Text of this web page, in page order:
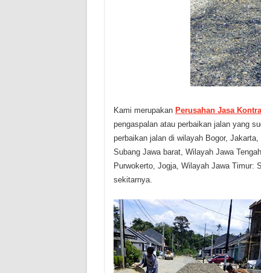
Kami merupakan Perusahan Jasa
pengaspalan atau perbaikan jalan yang
perbaikan jalan di wilayah Bogor,
Subang Jawa barat, Wilayah Jawa
Purwokerto, Jogja, Wilayah Jawa Timur:
sekitarnya.